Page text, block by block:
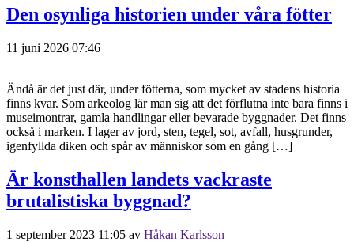
Den osynliga historien under våra fötter
11 juni 2026 07:46
Ändå är det just där, under fötterna, som mycket av stadens historia
finns kvar. Som arkeolog lär man sig att det förflutna inte bara finns i
museimontrar, gamla handlingar eller bevarade byggnader. Det finns
också i marken. I lager av jord, sten, tegel, sot, avfall, husgrunder,
igenfyllda diken och spår av människor som en gång […]
Är konsthallen landets vackraste
brutalistiska byggnad?
1 september 2023 11:05 av Håkan Karlsson